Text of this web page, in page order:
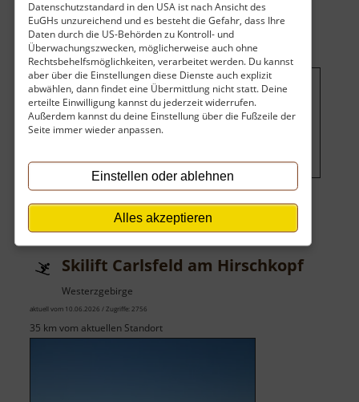
Datenschutzstandard in den USA ist nach Ansicht des
EuGHs unzureichend und es besteht die Gefahr, dass Ihre
Daten durch die US-Behörden zu Kontroll- und
Überwachungszwecken, möglicherweise auch ohne
Rechtsbehelfsmöglichkeiten, verarbeitet werden. Du kannst
aber über die Einstellungen diese Dienste auch explizit
abwählen, dann findet eine Übermittlung nicht statt. Deine
erteilte Einwilligung kannst du jederzeit widerrufen.
Außerdem kannst du deine Einstellung über die Fußzeile der
Seite immer wieder anpassen.
Einstellen oder ablehnen
Alles akzeptieren
Hartmann-
Haus
Um dieses Projekt zu finanzieren,
wird hier Werbung eingeblendet.
Skilift Carlsfeld am Hirschkopf
Westerzgebirge
aktuell vom 10.06.2026 / Zugriffe: 2756
35 km vom aktuellen Standort